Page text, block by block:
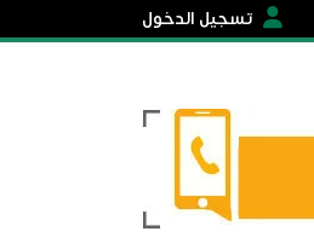
تسجيل الدخول